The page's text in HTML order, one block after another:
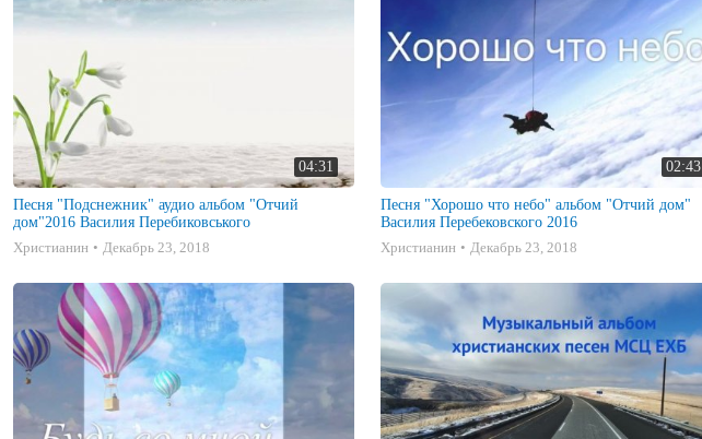
04:31
Песня "Подснежник" аудио альбом "Отчий
дом"2016 Василия Перебиковського
Христианин
Декабрь 23, 2018
02:43
Песня "Хорошо что небо" альбом "Отчий дом"
Василия Перебековского 2016
Христианин
Декабрь 23, 2018